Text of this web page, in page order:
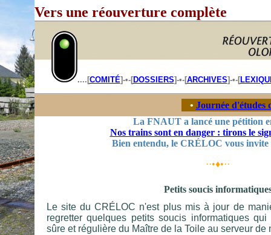
Vers une réouverture complète
____ ....[COMITÉ]-•-[DOSSIERS]-•-[ARCHIVES]-•-[
• Journée d'études
La FNAUT a lancé une pétition
Nos trains sont en danger : tirons le
Bien entendu, le CRÉLOC vous invite
··•♦•··
Petits soucis
Le site du CRÉLOC n'est plus mis à jour de
regretter quelques petits soucis informatiques
sûre et régulière du Maître de la Toile au serveur de